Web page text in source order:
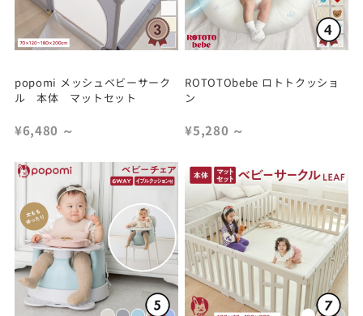
popomi メッシュベビーサーク
ル 本体 マットセット
¥6,480 ～
ROTOTObebe ロトトクッショ
ン
¥5,280 ～